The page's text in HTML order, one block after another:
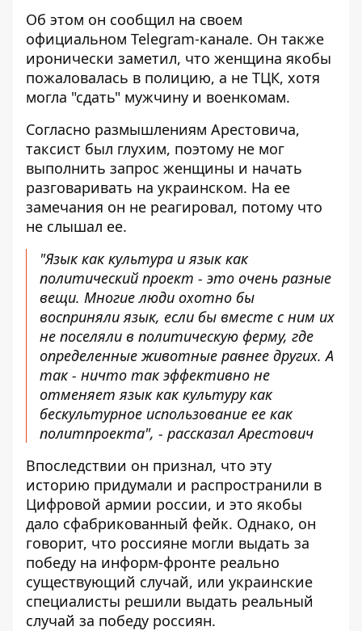
Об этом он сообщил на своем
официальном Telegram-канале. Он также
иронически заметил, что женщина якобы
пожаловалась в полицию, а не ТЦК, хотя
могла "сдать" мужчину и военкомам.
Согласно размышлениям Арестовича,
таксист был глухим, поэтому не мог
выполнить запрос женщины и начать
разговаривать на украинском. На ее
замечания он не реагировал, потому что
не слышал ее.
"Язык как культура и язык как
политический проект - это очень разные
вещи. Многие люди охотно бы
восприняли язык, если бы вместе с ним их
не поселяли в политическую ферму, где
определенные животные равнее других. А
так - ничто так эффективно не
отменяет язык как культуру как
бескультурное использование ее как
политпроекта", - рассказал Арестович
Впоследствии он признал, что эту
историю придумали и распространили в
Цифровой армии россии, и это якобы
дало сфабрикованный фейк. Однако, он
говорит, что россияне могли выдать за
победу на информ-фронте реально
существующий случай, или украинские
специалисты решили выдать реальный
случай за победу россиян.